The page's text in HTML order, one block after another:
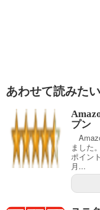
あわせて読みたい
プン
ました
ポイン
月...